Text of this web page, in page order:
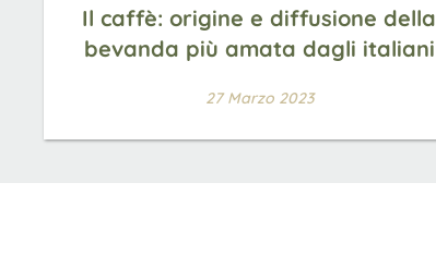
Il caffè: origine e diffusione della
bevanda più amata dagli italiani
27 Marzo 2023